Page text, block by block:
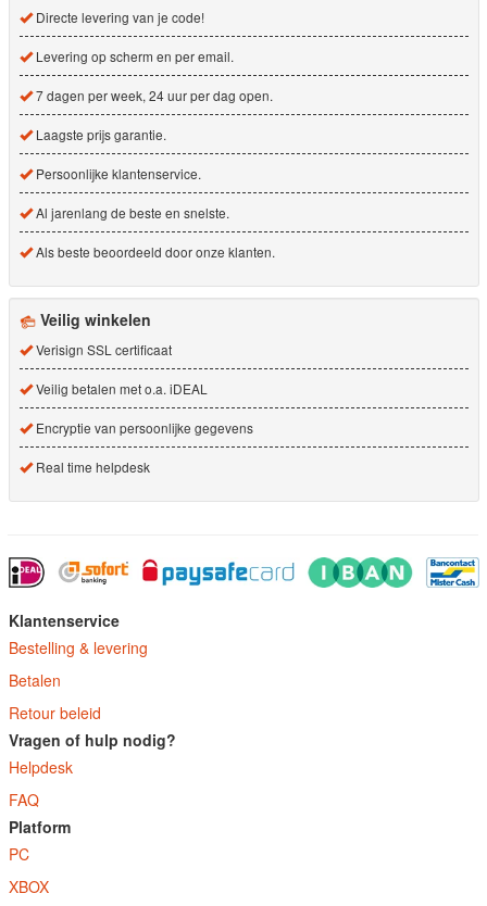
Directe levering van je code!
Levering op scherm en per email.
7 dagen per week, 24 uur per dag open.
Laagste prijs garantie.
Persoonlijke klantenservice.
Al jarenlang de beste en snelste.
Als beste beoordeeld door onze klanten.
Veilig winkelen
Verisign SSL certificaat
Veilig betalen met o.a. iDEAL
Encryptie van persoonlijke gegevens
Real time helpdesk
Klantenservice
Bestelling & levering
Betalen
Retour beleid
Vragen of hulp nodig?
Helpdesk
FAQ
Platform
PC
XBOX